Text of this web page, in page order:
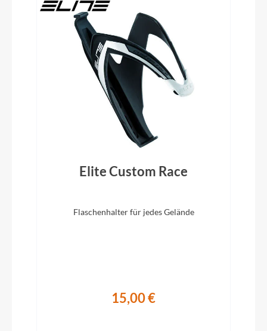
Schalt-/ Bremsgriffeinheit
Shimano 105 ST-R7120
Lenkerband
ACID Bartape RC 3.0
Vorbau
CUBE CIS Stem w/ Cable Routing, FPI-Link
Schaltwerk
Elite Custom Race
Flaschenhalter für jedes Gelände
15,00 €